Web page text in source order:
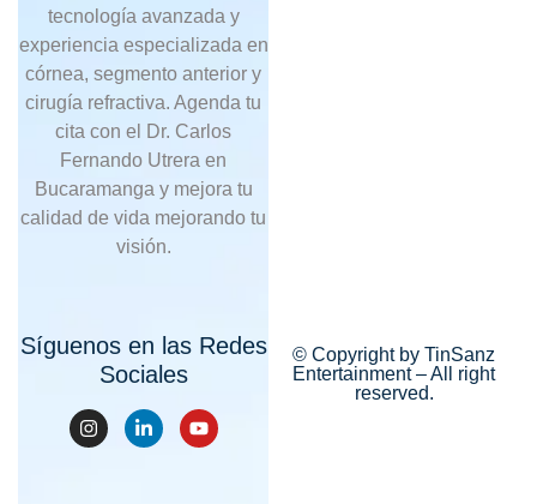
tecnología avanzada y
experiencia especializada en
córnea, segmento anterior y
cirugía refractiva. Agenda tu
cita con el Dr. Carlos
Fernando Utrera en
Bucaramanga y mejora tu
calidad de vida mejorando tu
visión.
Síguenos en las Redes
Sociales
© Copyright by TinSanz
Entertainment – All right
reserved.